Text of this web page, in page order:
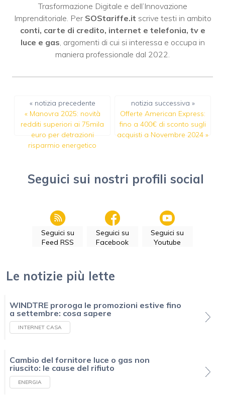
Trasformazione Digitale e dell’Innovazione
Imprenditoriale. Per SOStariffe.it scrive testi in ambito
conti, carte di credito, internet e telefonia, tv e
luce e gas , argomenti di cui si interessa e occupa in
maniera professionale dal 2022.
« notizia precedente
« Manovra 2025: novità
redditi superiori ai 75mila
euro per detrazioni
risparmio energetico
notizia successiva »
Offerte American Express:
fino a 400€ di sconto sugli
acquisti a Novembre 2024 »
Seguici sui nostri profili social
Seguici su
Feed RSS
Seguici su
Facebook
Seguici su
Youtube
Le notizie più lette
WINDTRE proroga le promozioni estive fino
a settembre: cosa sapere
INTERNET CASA
Cambio del fornitore luce o gas non
riuscito: le cause del rifiuto
ENERGIA